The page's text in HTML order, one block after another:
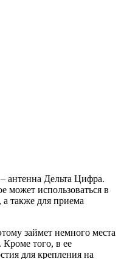
антенна Дельта Цифра.
может использоваться в
а также для приема
займет немного места
Кроме того, в ее
для крепления на